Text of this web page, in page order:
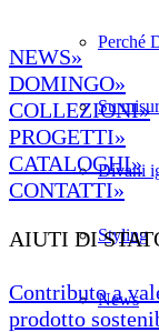
Perché
Su
Divani
Styling
News
NEWS»
DOMINGO»
COLLEZIONI»
PROGETTI»
CATALOGHI»
CONTATTI»
AIUTI DI
Contributo a
prodotto